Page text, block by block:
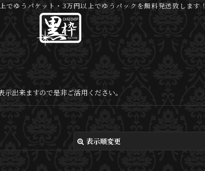
でゆうパケット・3万円以上でゆうパックを無料発送致します！
出来ますので是非ご活用ください。
表示順変更